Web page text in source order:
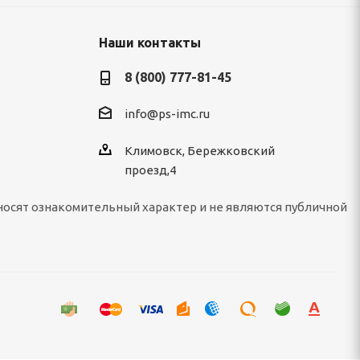
Наши контакты
8 (800) 777-81-45
info@ps-imc.ru
Климовск, Бережковский
проезд,4
ознакомительный характер и не являются публичной